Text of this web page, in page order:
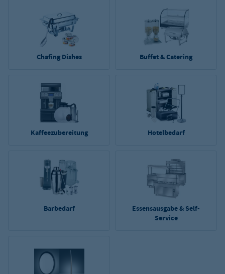
Chafing Dishes Buffet & Catering
Kaffeezubereitung Hotelbedarf
Barbedarf
Essensausgabe & Self-
Service